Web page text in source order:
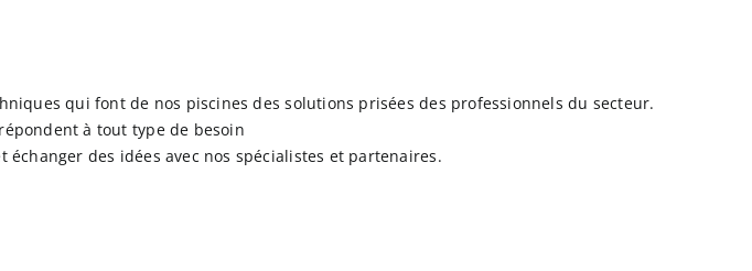
qui font de nos piscines des solutions prisées des professionnels du secteur.
à tout type de besoin
des idées avec nos spécialistes et partenaires.